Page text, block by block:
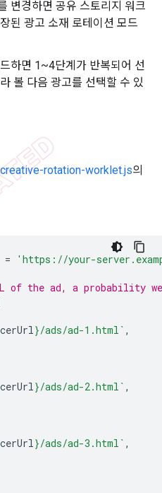
변경하면 공유 스토리지 워크
된 광고 소재 로테이션 모드
하면 1~4단계가 반복되어 선
볼 다음 광고를 선택할 수 있
creative-rotation-worklet.js의
= 'https://your-
of the ad, a probability
}/ads/ad-1.html` ,
}/ads/ad-2.html` ,
}/ads/ad-3.html` ,